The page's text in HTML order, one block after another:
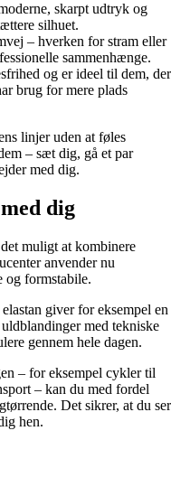
skarpt udtryk og
silhuet.
– hverken for stram eller
sammenhænge.
og er ideel til dem, der
brug for mere plads
linjer uden at føles
– sæt dig, gå et par
med dig.
dig
muligt at kombinere
anvender nu
og formstabile.
giver for eksempel en
med tekniske
gennem hele dagen.
– for eksempel cykler til
– kan du med fordel
Det sikrer, at du ser
hen.